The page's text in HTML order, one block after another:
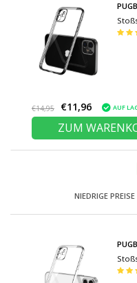
PUGB
€14,95 €11,96 AUF
ZUM
NIEDRIGE
PUGB